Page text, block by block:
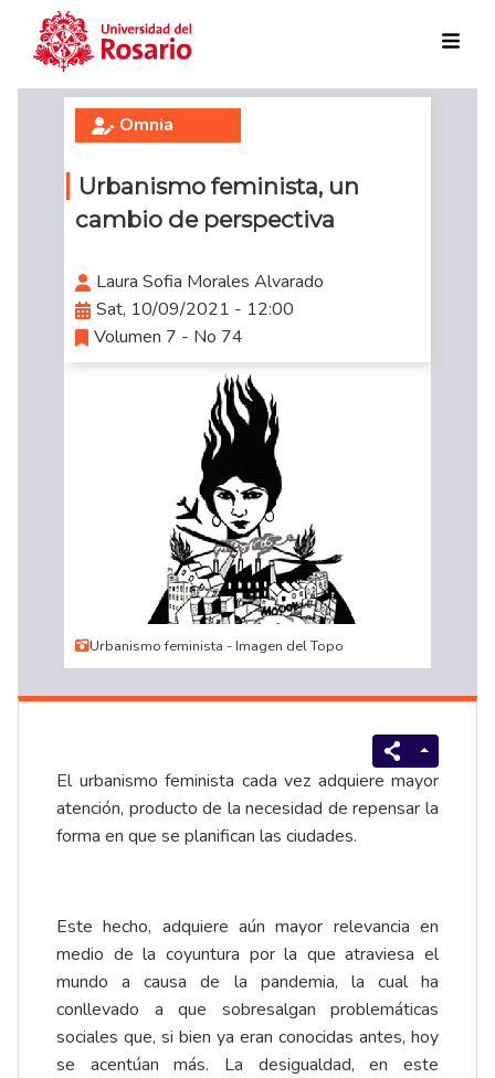
Skip to main content
Omnia
Urbanismo feminista, un
cambio de perspectiva
Laura Sofia Morales Alvarado
Sat, 10/09/2021 - 12:00
Volumen 7 - No 74
Urbanismo feminista - Imagen del Topo
El urbanismo feminista cada vez adquiere mayor
atención, producto de la necesidad de repensar la
forma en que se planifican las ciudades.
Este hecho, adquiere aún mayor relevancia en
medio de la coyuntura por la que atraviesa el
mundo a causa de la pandemia, la cual ha
conllevado a que sobresalgan problemáticas
sociales que, si bien ya eran conocidas antes, hoy
se acentúan más. La desigualdad, en este